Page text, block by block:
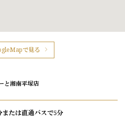
で見る
と湘南平塚店
または直通バスで5分